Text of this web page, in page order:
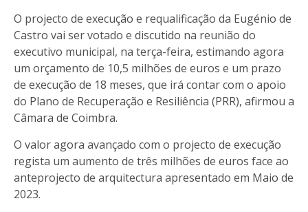
O projecto de execução e requalificação da Eugénio de
Castro vai ser votado e discutido na reunião do
executivo municipal, na terça-feira, estimando agora
um orçamento de 10,5 milhões de euros e um prazo
de execução de 18 meses, que irá contar com o apoio
do Plano de Recuperação e Resiliência (PRR), afirmou a
Câmara de Coimbra.
O valor agora avançado com o projecto de execução
regista um aumento de três milhões de euros face ao
anteprojecto de arquitectura apresentado em Maio de
2023.